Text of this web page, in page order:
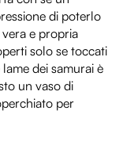
di poterlo
e propria
solo se toccati
dei samurai è
un vaso di
per